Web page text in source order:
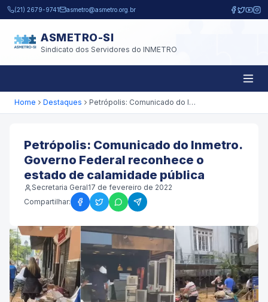
Pular para o conteúdo principal
(21) 2679-9741 asmetro@asmetro.org.br
ASMETRO-SI
Sindicato dos Servidores do INMETRO
Home Destaques Petrópolis: Comunicado do Inmetro. Governo Federal reconhece o estado de calamidade pública
Petrópolis: Comunicado do Inmetro.
Governo Federal reconhece o
estado de calamidade pública
Secretaria Geral17 de fevereiro de 2022
Compartilhar: